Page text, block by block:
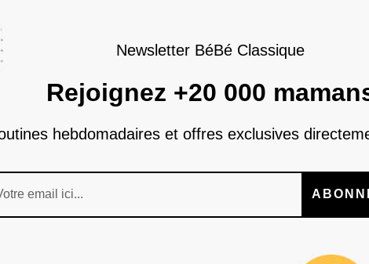
Newsletter BéBé Classique
Rejoignez +20 000
hebdomadaires et offres exclusives